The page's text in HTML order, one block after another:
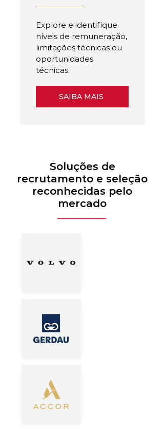
Explore e identifique
níveis de remuneração,
limitações técnicas ou
oportunidades
técnicas.
SAIBA MAIS
Soluções de
recrutamento e seleção
reconhecidas pelo
mercado